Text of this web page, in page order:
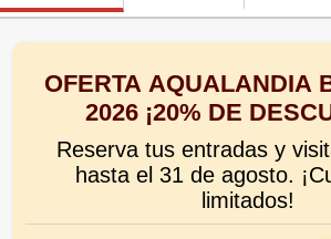
OFERTA AQUALANDIA
2026 ¡20% DE
Reserva tus entradas y
hasta el 31 de agosto.
limitados!